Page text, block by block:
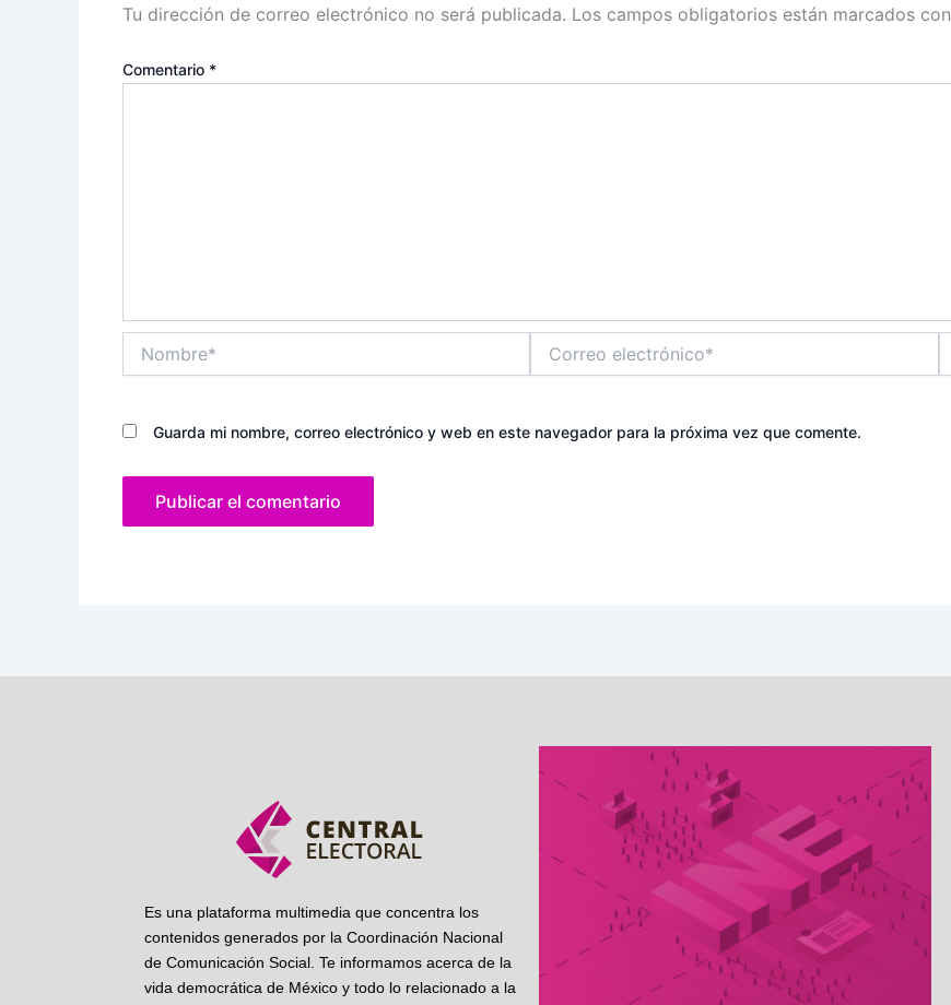
Tu dirección de correo electrónico no será publicada. Los campos obligatorios están marcados con
Comentario *
electrónico*
Guarda mi nombre, correo electrónico y web en este navegador para la próxima vez que comente.
Es una plataforma multimedia que concentra los
contenidos generados por la Coordinación Nacional
de Comunicación Social. Te informamos acerca de la
vida democrática de México y todo lo relacionado a la